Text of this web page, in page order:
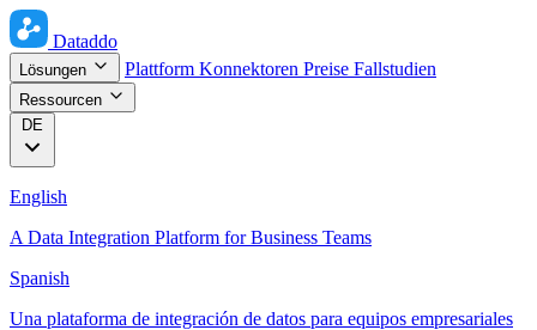
Dataddo
Lösungen Plattform Konnektoren Preise Fallstudien
Ressourcen
DE
English
A Data Integration Platform for Business Teams
Spanish
Una plataforma de integración de datos para equipos empresariales